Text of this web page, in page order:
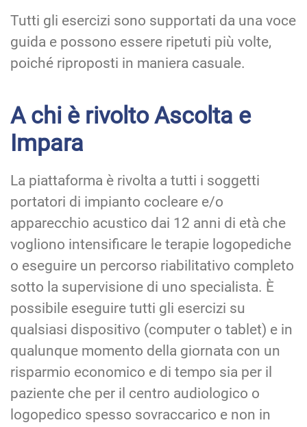
Tutti gli esercizi sono supportati da una voce
guida e possono essere ripetuti più volte,
poiché riproposti in maniera casuale.
A chi è rivolto Ascolta e
Impara
La piattaforma è rivolta a tutti i soggetti
portatori di impianto cocleare e/o
apparecchio acustico dai 12 anni di età che
vogliono intensificare le terapie logopediche
o eseguire un percorso riabilitativo completo
sotto la supervisione di uno specialista. È
possibile eseguire tutti gli esercizi su
qualsiasi dispositivo (computer o tablet) e in
qualunque momento della giornata con un
risparmio economico e di tempo sia per il
paziente che per il centro audiologico o
logopedico spesso sovraccarico e non in